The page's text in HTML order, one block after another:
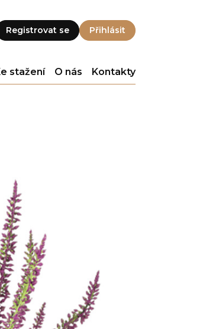
Registrovat se Přihlásit
stažení O nás Kontakty